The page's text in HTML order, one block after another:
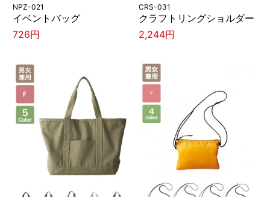
NPZ-021
イベントバッグ
726円
CRS-031
クラフトリングショルダー
2,244円